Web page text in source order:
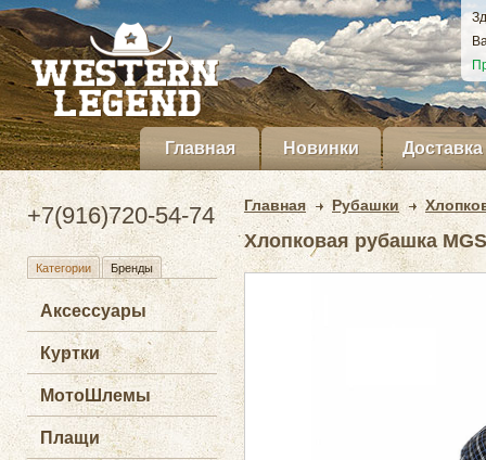
Главная Новинки Доставка
+7(916)720-54-74
Категории Бренды
Аксессуары
Куртки
МотоШлемы
Плащи
Главная Рубашки
Хлопковая рубашка